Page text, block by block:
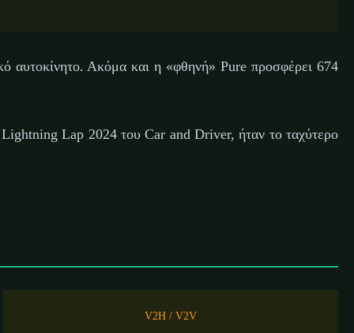
αυτοκίνητο. Ακόμα και η «φθηνή» Pure προσφέρει 674
Lap 2024 του Car and Driver, ήταν το ταχύτερο
V2H / V2V